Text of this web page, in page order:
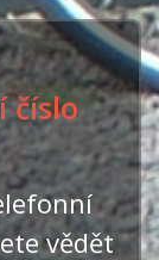
číslo
vědět